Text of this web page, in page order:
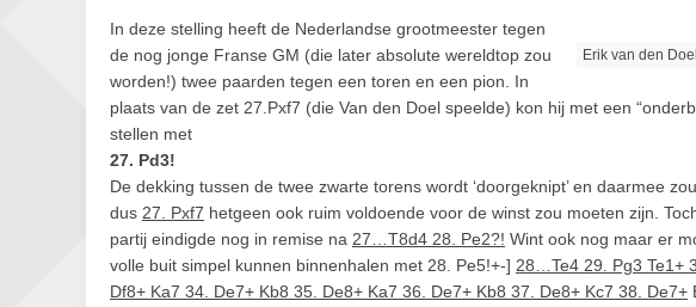
Erik van den
In deze stelling heeft de Nederlandse grootmeester tegen
de nog jonge Franse GM (die later absolute wereldtop zou
worden!) twee paarden tegen een toren en een pion. In
plaats van de zet 27.Pxf7 (die Van den Doel speelde) kon hij met een
stellen met
27. Pd3!
De dekking tussen de twee zwarte torens wordt ‘doorgeknipt’ en daarmee
dus 27. Pxf7 hetgeen ook ruim voldoende voor de winst zou moeten zijn.
partij eindigde nog in remise na 27…T8d4 28. Pe2?! Wint ook nog maar er
volle buit simpel kunnen binnenhalen met 28. Pe5!+-] 28…Te4 29. Pg3 Te1+
Df8+ Ka7 34. De7+ Kb8 35. De8+ Ka7 36. De7+ Kb8 37. De8+ Kc7 38. De7+